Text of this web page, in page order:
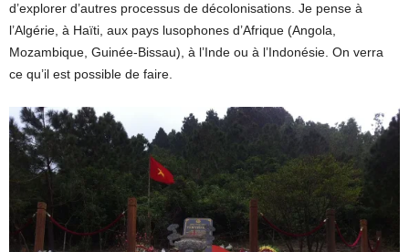
d’explorer d’autres processus de décolonisations. Je pense à
l’Algérie, à Haïti, aux pays lusophones d’Afrique (Angola,
Mozambique, Guinée-Bissau), à l’Inde ou à l’Indonésie. On verra
ce qu’il est possible de faire.